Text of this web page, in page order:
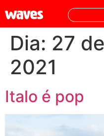
Dia: 27
2021
Italo é pop